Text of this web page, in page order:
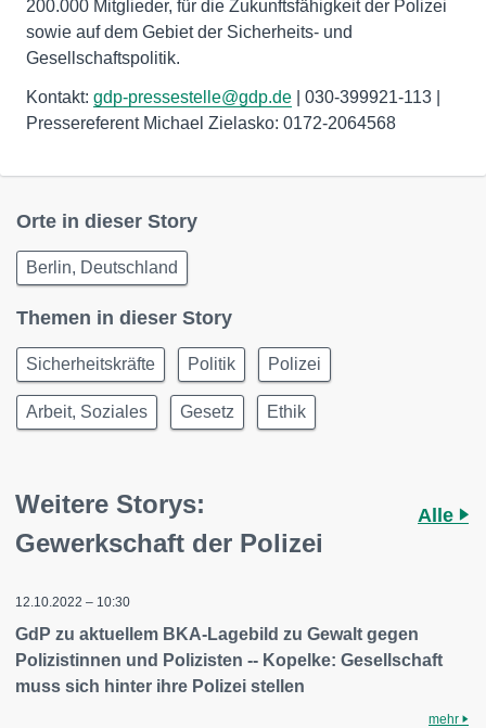
200.000 Mitglieder, für die Zukunftsfähigkeit der Polizei
sowie auf dem Gebiet der Sicherheits- und
Gesellschaftspolitik.
Kontakt: gdp-pressestelle@gdp.de | 030-399921-113 |
Pressereferent Michael Zielasko: 0172-2064568
Orte in dieser Story
Berlin, Deutschland
Themen in dieser Story
Sicherheitskräfte Politik Polizei
Arbeit, Soziales Gesetz Ethik
Weitere Storys:
Gewerkschaft der Polizei
Alle
12.10.2022 – 10:30
GdP zu aktuellem BKA-Lagebild zu Gewalt gegen
Polizistinnen und Polizisten -- Kopelke: Gesellschaft
muss sich hinter ihre Polizei stellen
mehr